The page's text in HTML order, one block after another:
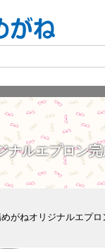
ナルエプロン完
がねオリジナルエプロ